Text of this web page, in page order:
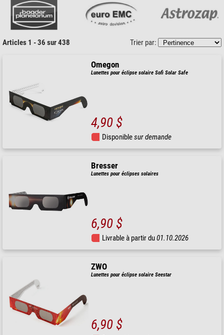
Articles 1 - 36 sur 438 Trier par:
Omegon
Lunettes pour éclipse solaire Sofi Solar Safe
4,90 $
Disponiblesur demande
Bresser
Lunettes pour éclipses solaires
6,90 $
Livrable à partir du01.10.2026
ZWO
Lunettes pour éclipse solaire Seestar
6,90 $